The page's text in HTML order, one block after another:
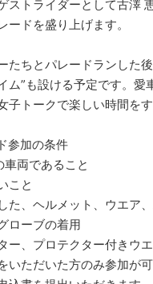
ストライダーとして古澤
ードを盛り上げます。
たちとパレードランした
ム”も設ける予定です。愛
子トークで楽しい時間を
参加の条件
車両であること
こと
た、ヘルメット、ウエア
ローブの着用
ー、プロテクター付きウ
いただいた方のみ参加が